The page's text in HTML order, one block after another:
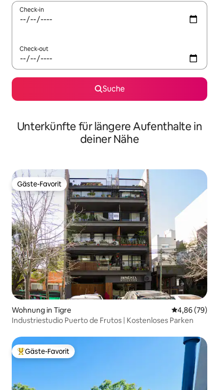
Check-in
Check-out
Suche
Unterkünfte für längere Aufenthalte in
deiner Nähe
Gäste-Favorit
Gäste-Favorit
Wohnung in Tigre
4,86 (79)
Industriestudio Puerto de Frutos | Kostenloses Parken
Beliebter Gäste-Favorit.
Gäste-Favorit